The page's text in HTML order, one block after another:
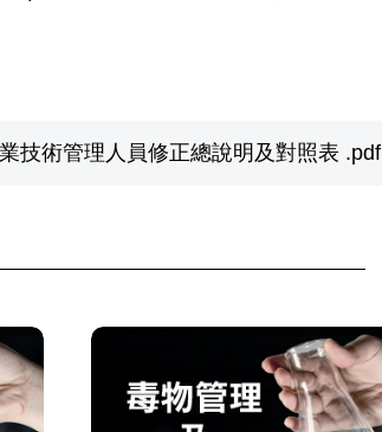
技術管理人員修正總說明及對照表 .pdf